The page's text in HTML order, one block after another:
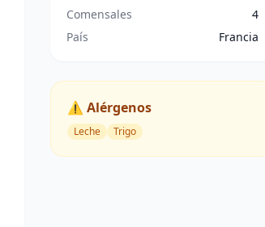
Comensales
4
País
Francia
⚠️ Alérgenos
Leche Trigo